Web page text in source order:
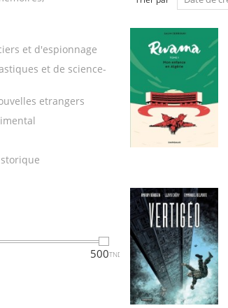
et d'espionnage
etrangers
500